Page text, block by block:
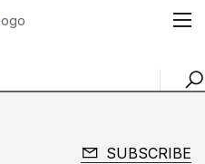
SUBSCRIBE